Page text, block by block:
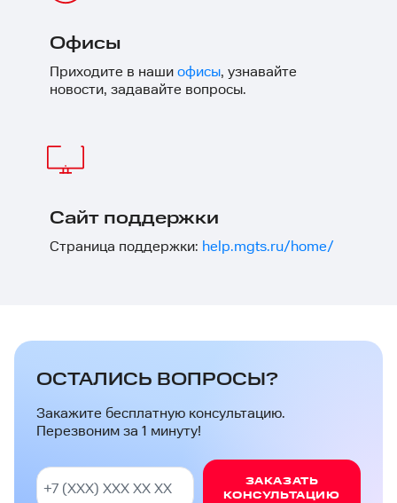
Офисы
Приходите в наши офисы, узнавайте
новости, задавайте вопросы.
Сайт поддержки
Страница поддержки: help.mgts.ru/home/
ОСТАЛИСЬ ВОПРОСЫ?
Закажите бесплатную консультацию.
Перезвоним за 1 минуту!
ЗАКАЗАТЬ
КОНСУЛЬТАЦИЮ